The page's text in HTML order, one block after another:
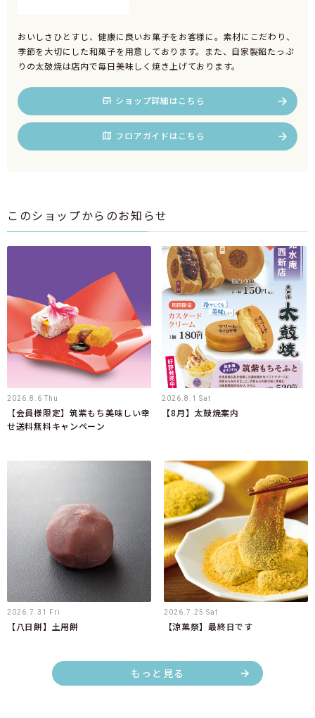
おいしさひとすじ、健康に良いお菓子をお客様に。素材にこだわり、
季節を大切にした和菓子を用意しております。また、自家製餡たっぷ
りの太鼓焼は店内で毎日美味しく焼き上げております。
ショップ詳細はこちら
フロアガイドはこちら
このショップからのお知らせ
2026.8.6 Thu
【会員様限定】筑紫もち美味しい幸
せ送料無料キャンペーン
2026.8.1 Sat
【8月】太鼓焼案内
2026.7.31 Fri
【八日餅】土用餅
2026.7.25 Sat
【涼菓祭】最終日です
もっと見る